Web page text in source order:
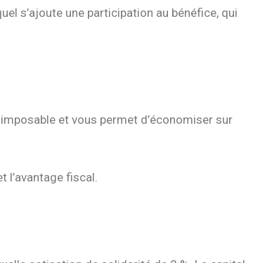
s’ajoute une participation au bénéfice, qui
et vous permet d’économiser sur
l’avantage fiscal.